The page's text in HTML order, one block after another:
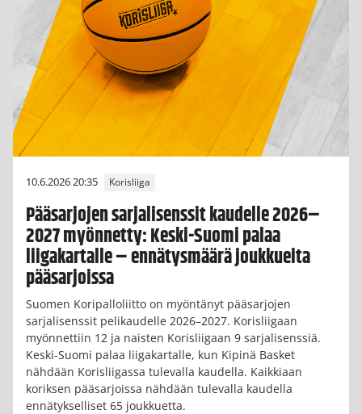
10.6.2026 20:35 Korisliiga
Pääsarjojen sarjalisenssit kaudelle 2026–
2027 myönnetty: Keski-Suomi palaa
liigakartalle – ennätysmäärä joukkueita
pääsarjoissa
Suomen Koripalloliitto on myöntänyt pääsarjojen
sarjalisenssit pelikaudelle 2026–2027. Korisliigaan
myönnettiin 12 ja naisten Korisliigaan 9 sarjalisenssiä.
Keski-Suomi palaa liigakartalle, kun Kipinä Basket
nähdään Korisliigassa tulevalla kaudella. Kaikkiaan
koriksen pääsarjoissa nähdään tulevalla kaudella
ennätykselliset 65 joukkuetta.